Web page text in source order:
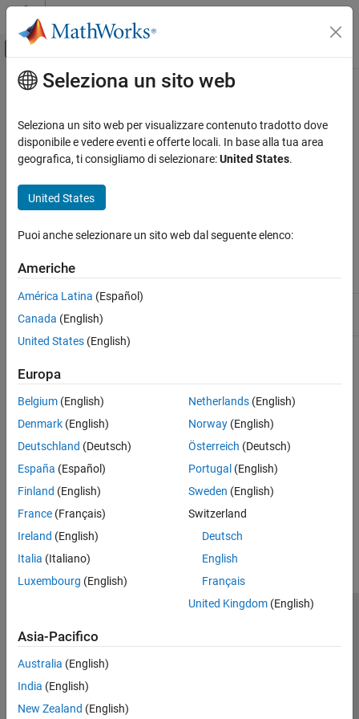
Vai al contenuto
Attiva/disattiva menu di navigazione
Pagina iniziale della documentazione
Radar Toolbox
Get Started with Radar Toolbox
Applications
Radar Systems Engineering
Data Synthesis
Signal and Data Processing
Generation
Radar Toolbox Supported Hardware
Contenuto principale
Radar Toolbox Supported Hardware
Support for third-party hardware, such as TI mmWave radar
sensors
Support Package Vendor
Available
Available
Radar Sensors
Hardware Setup for TI mmWave Hardware
Categories
TI mmWave Radar Sensors
radar sensors
How useful was this information?
Seleziona un sito web
Seleziona un sito web per visualizzare contenuto tradotto dove
disponibile e vedere eventi e offerte locali. In base alla tua area
geografica, ti consigliamo di selezionare:United States.
United States
Puoi anche selezionare un sito web dal seguente elenco:
Americhe
América Latina (Español)
Canada (English)
United States (English)
Europa
Belgium (English)
Denmark (English)
Deutschland (Deutsch)
España (Español)
Finland (English)
France (Français)
Ireland (English)
Italia (Italiano)
Luxembourg (English)
Netherlands(English)
Norway(English)
Österreich (Deutsch)
Portugal (English)
Sweden (English)
Switzerland
Deutsch
English
Français
United Kingdom(English)
Asia-Pacifico
Australia (English)
India (English)
New Zealand (English)
Antipirateria
Stato dell'applicazione
Contatti
© 1994-2026 The MathWorks, Inc.